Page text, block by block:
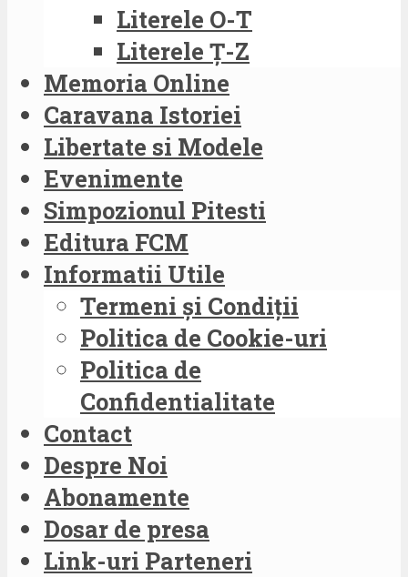
Literele O-T
Literele Ț-Z
Memoria Online
Caravana Istoriei
Libertate si Modele
Evenimente
Simpozionul Pitesti
Editura FCM
Informatii Utile
Termeni și Condiții
Politica de Cookie-uri
Politica de
Confidentialitate
Contact
Despre Noi
Abonamente
Dosar de presa
Link-uri Parteneri